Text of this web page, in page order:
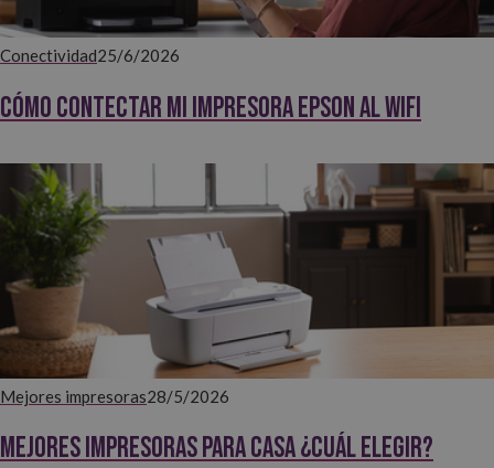
Conectividad25/6/2026
Cómo contectar mi impresora EPSON al WiFi
Mejores impresoras28/5/2026
Mejores impresoras para casa ¿Cuál elegir?